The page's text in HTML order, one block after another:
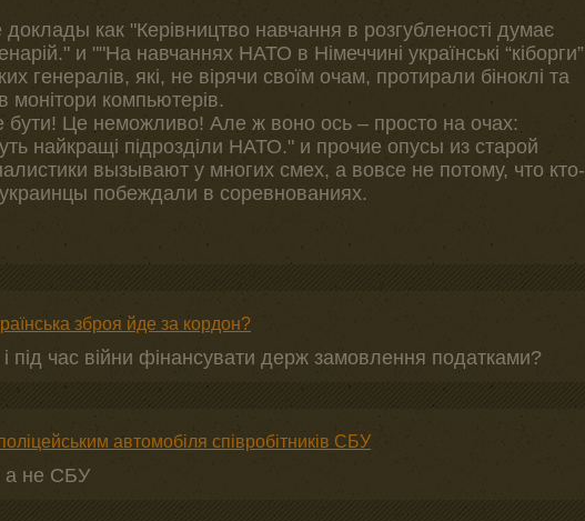
как "Керівництво навчання в розгубленості думає
и ""На навчаннях НАТО в Німеччині українські “кіборги”
генералів, які, не вірячи своїм очам, протирали біноклі та
монітори компьютерів.
бути! Це неможливо! Але ж воно ось – просто на очах:
найкращі підрозділи НАТО." и прочие опусы из старой
вызывают у многих смех, а вовсе не потому, что кто-
побеждали в соревнованиях.
зброя йде за кордон?
під час війни фінансувати держ замовлення податками?
автомобіля співробітників СБУ
а не СБУ